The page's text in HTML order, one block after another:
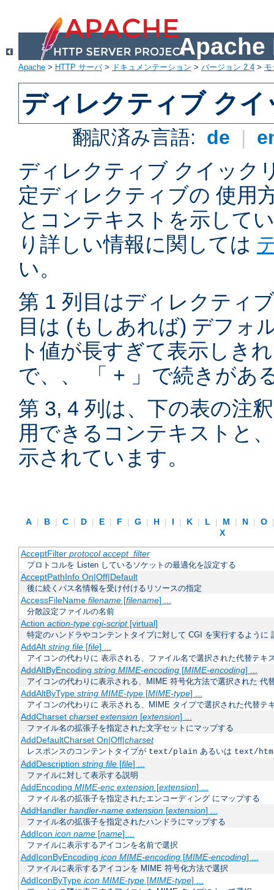
Apache
Apache > HTTP サーバ> ドキュメンテーション > バージョン 2.4 >
ディレクティブ ク
翻訳済み言語: de |
ディレクティブ クイック
定ディレクティブの 使用
とコンテキストを示して
り詳しい情報に関しては
い。
第 1 列目はディレクティ
目は (もしあれば) デフォ
ト値が長すぎて表示しき
で、、 「 + 」で続きがあ
第 3, 4 列は、下の表の注
用できるコンテキストと
示されています。
A | B | C | D | E | F | G | H | I | K | L | M | N | O
X
AcceptFilter protocol accept_filter
プロトコルを Listen しているソケットの最適化を設定する
AcceptPathInfo On|Off|Default
後に続くパス名情報を受け付けるリソースの指定
AccessFileName filename[filename] ...
分散設定ファイルの名前
Action action-type cgi-script[virtual]
特定のハンドラやコンテントタイプに対して CGI を実行するように
AddAlt string file[file] ...
アイコンの代わりに 表示される、ファイル名で選択された代替テキ
AddAltByEncoding string MIME-encoding[MIME-encoding] ...
アイコンの代わりに表示される、MIME 符号化方法で選択された 代
AddAltByType string MIME-type[MIME-type] ...
アイコンの代わりに 表示される、MIME タイプで選択された代替テ
AddCharset charset extension[extension] ...
ファイル名の拡張子を指定された文字セットにマップする
AddDefaultCharset On|Off|charset
レスポンスのコンテントタイプが text/plain あるいは text/
AddDescription string file[file] ...
ファイルに対して表示する説明
AddEncoding MIME-enc extension[extension] ...
ファイル名の拡張子を指定されたエンコーディング にマップする
AddHandler handler-name extension[extension] ...
ファイル名の拡張子を指定されたハンドラにマップする
AddIcon icon name[name] ...
ファイルに表示するアイコンを名前で選択
AddIconByEncoding icon MIME-encoding[MIME-encoding] ...
ファイルに表示するアイコンを MIME 符号化方法で選択
AddIconByType icon MIME-type[MIME-type] ...